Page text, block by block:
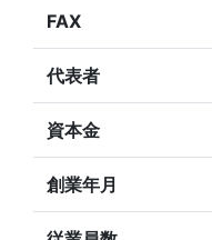
FAX
代表者
資本金
創業年月